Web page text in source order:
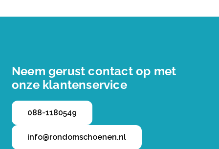
Neem gerust contact op met
onze klantenservice
088-1180549
info@rondomschoenen.nl